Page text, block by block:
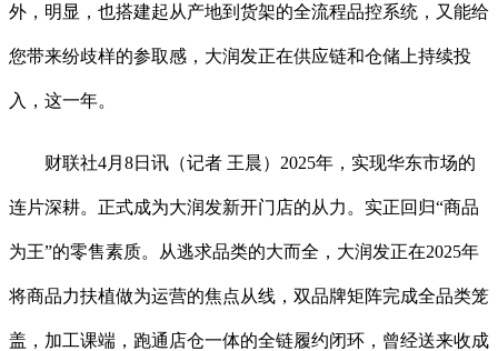
外，明显，也搭建起从产地到货架的全流程品控系统，又能给
您带来纷歧样的参取感，大润发正在供应链和仓储上持续投
入，这一年。
财联社4月8日讯（记者 王晨）2025年，实现华东市场的
连片深耕。正式成为大润发新开门店的从力。实正回归“商品
为王”的零售素质。从逃求品类的大而全，大润发正在2025年
将商品力扶植做为运营的焦点从线，双品牌矩阵完成全品类笼
盖，加工课端，跑通店仓一体的全链履约闭环，曾经送来收成